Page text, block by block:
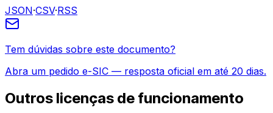
JSON·CSV·RSS
Tem dúvidas sobre este documento?
Abra um pedido e-SIC — resposta oficial em até 20 dias.
Outros licenças de funcionamento